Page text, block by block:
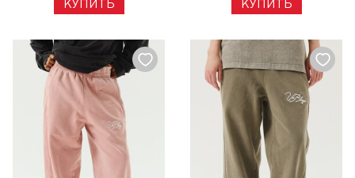
КУПИТЬ КУПИТЬ